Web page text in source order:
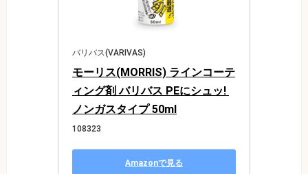
バリバス(VARIVAS)
モーリス(MORRIS) ラインコーテ
ィング剤 バリバス PEにシュッ!
ノンガスタイプ 50ml
108323
Amazonで見る